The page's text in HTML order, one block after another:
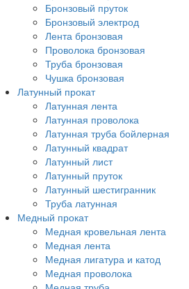
Бронзовый пруток
Бронзовый электрод
Лента бронзовая
Проволока бронзовая
Труба бронзовая
Чушка бронзовая
Латунный прокат
Латунная лента
Латунная проволока
Латунная труба бойлерная
Латунный квадрат
Латунный лист
Латунный пруток
Латунный шестигранник
Труба латунная
Медный прокат
Медная кровельная лента
Медная лента
Медная лигатура и катод
Медная проволока